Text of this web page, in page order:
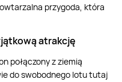
przygoda, która
atrakcję
połączony z ziemią
do swobodnego lotu tutaj